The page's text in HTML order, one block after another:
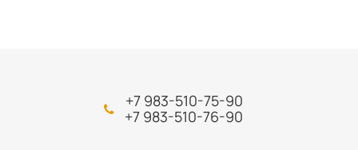
+7 983-510-75-90
+7 983-510-76-90